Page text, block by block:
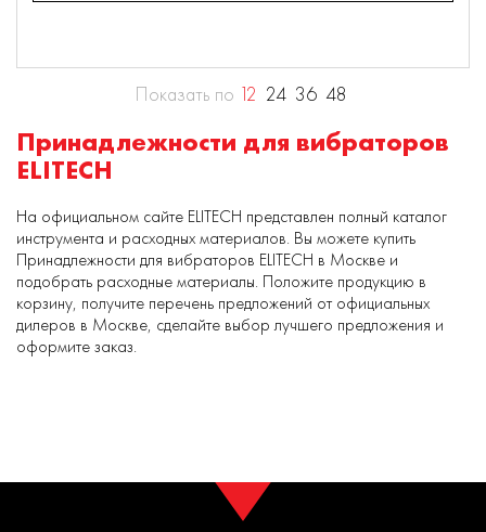
Показать по 12 24 36 48
Принадлежности для вибраторов
ELITECH
На официальном сайте ELITECH представлен полный каталог
инструмента и расходных материалов. Вы можете купить
Принадлежности для вибраторов ELITECH в Москве и
подобрать расходные материалы. Положите продукцию в
корзину, получите перечень предложений от официальных
дилеров в Москве, сделайте выбор лучшего предложения и
оформите заказ.